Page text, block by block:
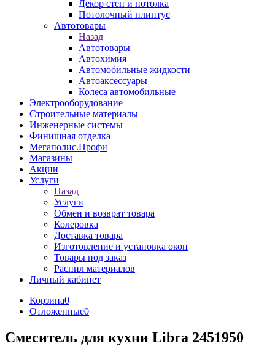
Декор стен и потолка
Потолочный плинтус
Автотовары
Назад
Автотовары
Автохимия
Автомобильные жидкости
Автоаксессуары
Колеса автомобильные
Электрооборудование
Строительные материалы
Инженерные системы
Финишная отделка
Мегаполис.Профи
Магазины
Акции
Услуги
Назад
Услуги
Обмен и возврат товара
Колеровка
Доставка товара
Изготовление и установка окон
Товары под заказ
Распил материалов
Личный кабинет
Корзина0
Отложенные0
Смеситель для кухни Libra 2451950